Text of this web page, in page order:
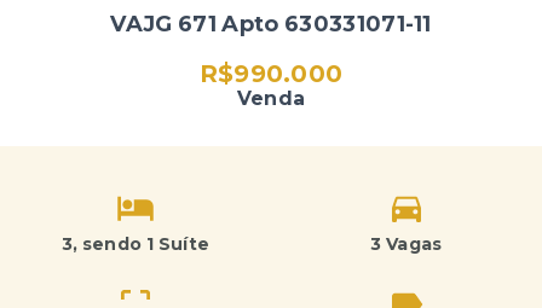
VAJG 671 Apto 630331071-11
R$990.000
Venda
3, sendo 1 Suíte 3 Vagas